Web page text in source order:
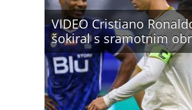
VIDEO Cristiano
šokiral s sramotnim